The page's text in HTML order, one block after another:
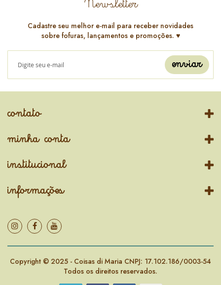
Newsletter
Cadastre seu melhor e-mail para receber novidades
sobre fofuras, lançamentos e promoções. ♥️
enviar
contato
minha conta
institucional
informações
Copyright © 2025 - Coisas di Maria CNPJ: 17.102.186/0003-54
Todos os direitos reservados.